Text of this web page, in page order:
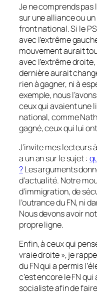
Je ne comprends
sur une alliance ou
front national. Si le
avec l’extrême
mouvement aurait
avec l’extrême
dernière aurait
rien à gagner, ni à
exemple, nous
ceux qui avaient une
national, comme
gagné, ceux qui lui
J’invite mes lecteurs
a un an sur le sujet :
?Les arguments
d’actualité. Notre
d’immigration, de
l’outrance du FN, ni
Nous devons avoir
propre ligne.
Enfin, à ceux qui
vraie droite », je
du FN qui a permis
c’est encore le FN
socialiste afin de